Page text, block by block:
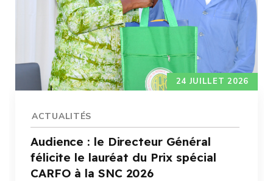
ACTUALITÉS
24 JUILLET 2026
Audience : le Directeur Général
félicite le lauréat du Prix spécial
CARFO à la SNC 2026